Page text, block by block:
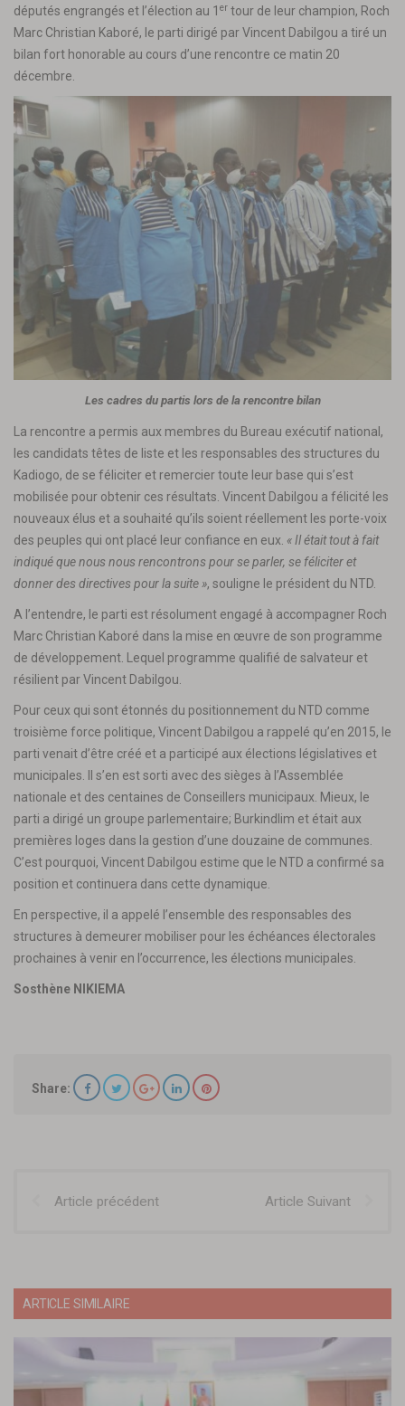
députés engrangés et l’élection au 1 er tour de leur champion, Roch
Marc Christian Kaboré, le parti dirigé par Vincent Dabilgou a tiré un
bilan fort honorable au cours d’une rencontre ce matin 20
décembre.
Les cadres du partis lors de la rencontre bilan
La rencontre a permis aux membres du Bureau exécutif national,
les candidats têtes de liste et les responsables des structures du
Kadiogo, de se féliciter et remercier toute leur base qui s’est
mobilisée pour obtenir ces résultats. Vincent Dabilgou a félicité les
nouveaux élus et a souhaité qu’ils soient réellement les porte-voix
des peuples qui ont placé leur confiance en eux. « Il était tout à fait
indiqué que nous nous rencontrons pour se parler, se féliciter et
donner des directives pour la suite », souligne le président du NTD.
A l’entendre, le parti est résolument engagé à accompagner Roch
Marc Christian Kaboré dans la mise en œuvre de son programme
de développement. Lequel programme qualifié de salvateur et
résilient par Vincent Dabilgou.
Pour ceux qui sont étonnés du positionnement du NTD comme
troisième force politique, Vincent Dabilgou a rappelé qu’en 2015, le
parti venait d’être créé et a participé aux élections législatives et
municipales. Il s’en est sorti avec des sièges à l’Assemblée
nationale et des centaines de Conseillers municipaux. Mieux, le
parti a dirigé un groupe parlementaire; Burkindlim et était aux
premières loges dans la gestion d’une douzaine de communes.
C’est pourquoi, Vincent Dabilgou estime que le NTD a confirmé sa
position et continuera dans cette dynamique.
En perspective, il a appelé l’ensemble des responsables des
structures à demeurer mobiliser pour les échéances électorales
prochaines à venir en l’occurrence, les élections municipales.
Sosthène NIKIEMA
Share:
Article précédent Article Suivant
ARTICLE SIMILAIRE